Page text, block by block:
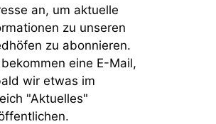
an, um aktuelle
zu unseren
zu abonnieren.
eine E-Mail,
wir etwas im
"Aktuelles"